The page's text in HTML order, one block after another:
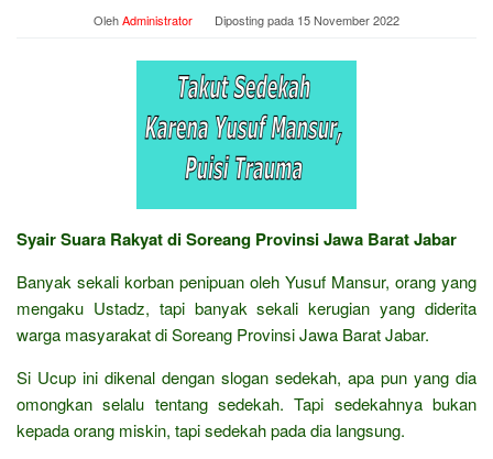
OlehAdministrator Diposting pada 15 November 2022
Syair Suara Rakyat di Soreang Provinsi Jawa Barat Jabar
Banyak sekali korban penipuan oleh Yusuf Mansur, orang yang
mengaku Ustadz, tapi banyak sekali kerugian yang diderita
warga masyarakat di Soreang Provinsi Jawa Barat Jabar.
Si Ucup ini dikenal dengan slogan sedekah, apa pun yang dia
omongkan selalu tentang sedekah. Tapi sedekahnya bukan
kepada orang miskin, tapi sedekah pada dia langsung.